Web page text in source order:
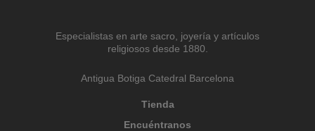
Especialistas en arte sacro, joyería y artículos
religiosos desde 1880.
Antigua Botiga Catedral Barcelona
Tienda
Encuéntranos